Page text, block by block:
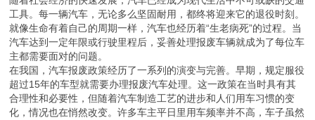
工具。每一辆汽车，无论多么坚固耐用，都终将迎来它的退役时刻。
就像生命有着自己的周期一样，汽车也经历着“生老病死”的过程。当
汽车达到一定年限或行驶里程后，妥善处理报废车辆就成为了每位车
主都需要面对的问题。
在我国，汽车报废政策经历了一系列的演变与完善。早期，规定服役
超过15年的车型就需要办理报废汽车处理。这一政策在当时具有其
合理性和必要性，但随着汽车制造工艺的进步和人们用车习惯的变
化，情况也在悄然改变。许多车主平日里用车频率并不高，车子虽然